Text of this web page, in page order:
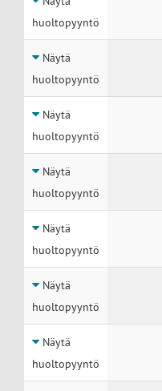
huoltopyyntö
Näytä
huoltopyyntö
Näytä
huoltopyyntö
Näytä
huoltopyyntö
Näytä
huoltopyyntö
Näytä
huoltopyyntö
Näytä
huoltopyyntö